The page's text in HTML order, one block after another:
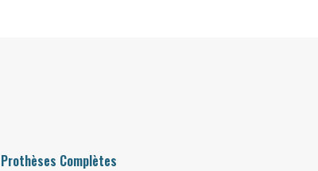
Prothèses Complètes